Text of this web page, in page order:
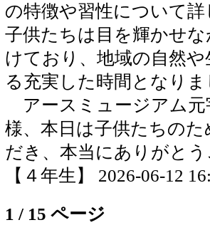
の特徴や習性について
子供たちは目を輝かせ
けており、地域の自然
る充実した時間となり
アースミュージアム元
様、本日は子供たちの
だき、本当にありがと
【４年生】 2026-06-12
1 / 15 ページ